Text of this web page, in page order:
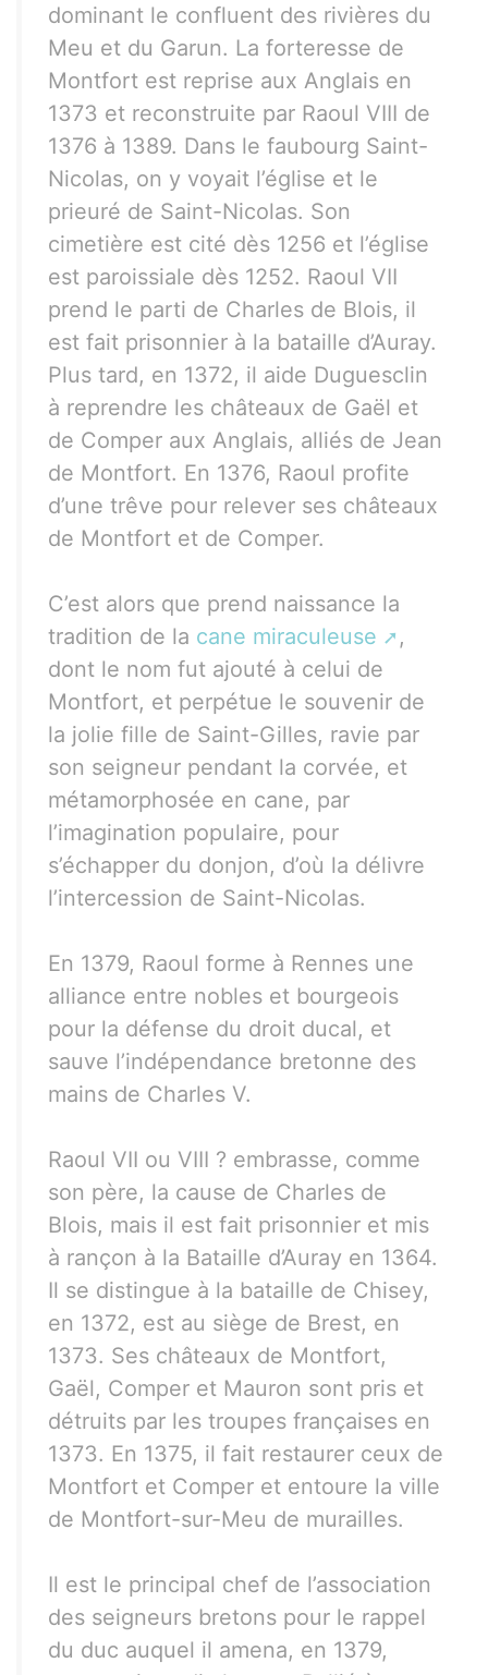
dominant le confluent des rivières du
Meu et du Garun. La forteresse de
Montfort est reprise aux Anglais en
1373 et reconstruite par Raoul VIII de
1376 à 1389. Dans le faubourg Saint-
Nicolas, on y voyait l’église et le
prieuré de Saint-Nicolas. Son
cimetière est cité dès 1256 et l’église
est paroissiale dès 1252. Raoul VII
prend le parti de Charles de Blois, il
est fait prisonnier à la bataille d’Auray.
Plus tard, en 1372, il aide Duguesclin
à reprendre les châteaux de Gaël et
de Comper aux Anglais, alliés de Jean
de Montfort. En 1376, Raoul profite
d’une trêve pour relever ses châteaux
de Montfort et de Comper.
C’est alors que prend naissance la
tradition de la cane miraculeuse
,
dont le nom fut ajouté à celui de
Montfort, et perpétue le souvenir de
la jolie fille de Saint-Gilles, ravie par
son seigneur pendant la corvée, et
métamorphosée en cane, par
l’imagination populaire, pour
s’échapper du donjon, d’où la délivre
l’intercession de Saint-Nicolas.
En 1379, Raoul forme à Rennes une
alliance entre nobles et bourgeois
pour la défense du droit ducal, et
sauve l’indépendance bretonne des
mains de Charles V.
Raoul VII ou VIII ? embrasse, comme
son père, la cause de Charles de
Blois, mais il est fait prisonnier et mis
à rançon à la Bataille d’Auray en 1364.
Il se distingue à la bataille de Chisey,
en 1372, est au siège de Brest, en
1373. Ses châteaux de Montfort,
Gaël, Comper et Mauron sont pris et
détruits par les troupes françaises en
1373. En 1375, il fait restaurer ceux de
Montfort et Comper et entoure la ville
de Montfort-sur-Meu de murailles.
Il est le principal chef de l’association
des seigneurs bretons pour le rappel
du duc auquel il amena, en 1379,